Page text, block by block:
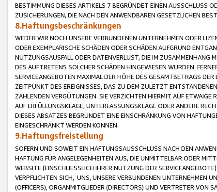
BESTIMMUNG DIESES ARTIKELS 7 BEGRÜNDET EINEN AUSSCHLUSS
ZUSICHERUNGEN, DIE NACH DEN ANWENDBAREN GESETZLICHEN
8.Haftungsbeschränkungen
WEDER WIR NOCH UNSERE VERBUNDENEN UNTERNEHMEN ODER
ODER EXEMPLARISCHE SCHÄDEN ODER SCHÄDEN AUFGRUND
NUTZUNGSAUSFALL ODER DATENVERLUST, DIE IM ZUSAMMENHANG
DES AUFTRETENS SOLCHER SCHÄDEN HINGEWIESEN WURDEN.
SERVICEANGEBOTEN MAXIMAL DER HÖHE DES GESAMTBETRAGS
ZEITPUNKT DES EREIGNISSES, DAS ZU DEM ZULETZT
ZAHLENDEN VERGÜTUNGEN. SIE VERZICHTEN HIERMIT AUF
AUF ERFÜLLUNGSKLAGE, UNTERLASSUNGSKLAGE ODER ANDERE
DIESES ABSATZES BEGRÜNDET EINE EINSCHRÄNKUNG VON
EINGESCHRÄNKT WERDEN KÖNNEN.
9.Haftungsfreistellung
SOFERN UND SOWEIT EIN HAFTUNGSAUSSCHLUSS NACH DEN
HAFTUNG FÜR ANGELEGENHEITEN AUS, DIE UNMITTELBAR ODER
WEBSITE (EINSCHLIESSLICH IHRER NUTZUNG DER
VERPFLICHTEN SICH, UNS, UNSERE VERBUNDENEN UNTERNEHMEN
(OFFICERS), ORGANMITGLIEDER (DIRECTORS) UND VERTRETER VON